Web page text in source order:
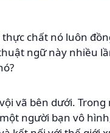
chất nó luôn
ngữ này nhiều
vã bên dưới.
người bạn vô